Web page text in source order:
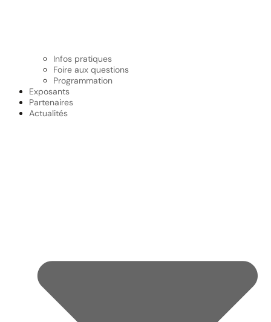
Infos pratiques
Foire aux questions
Programmation
Exposants
Partenaires
Actualités